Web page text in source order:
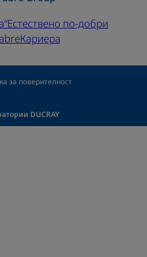
Естествено по-добри
Кариера
за поверителност
DUCRAY